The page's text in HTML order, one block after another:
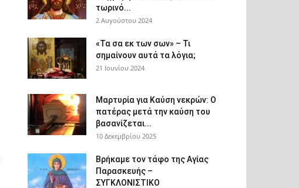
τωρινό...
2 Αυγούστου 2024
«Τα σα εκ των σων» – Τι
σημαίνουν αυτά τα λόγια;
21 Ιουνίου 2024
Μαρτυρία για Καύση νεκρών: Ο
πατέρας μετά την καύση του
βασανίζεται...
10 Δεκεμβρίου 2025
Βρήκαμε τον τάφο της Αγίας
Παρασκευής –
ΣΥΓΚΛΟΝΙΣΤΙΚΟ